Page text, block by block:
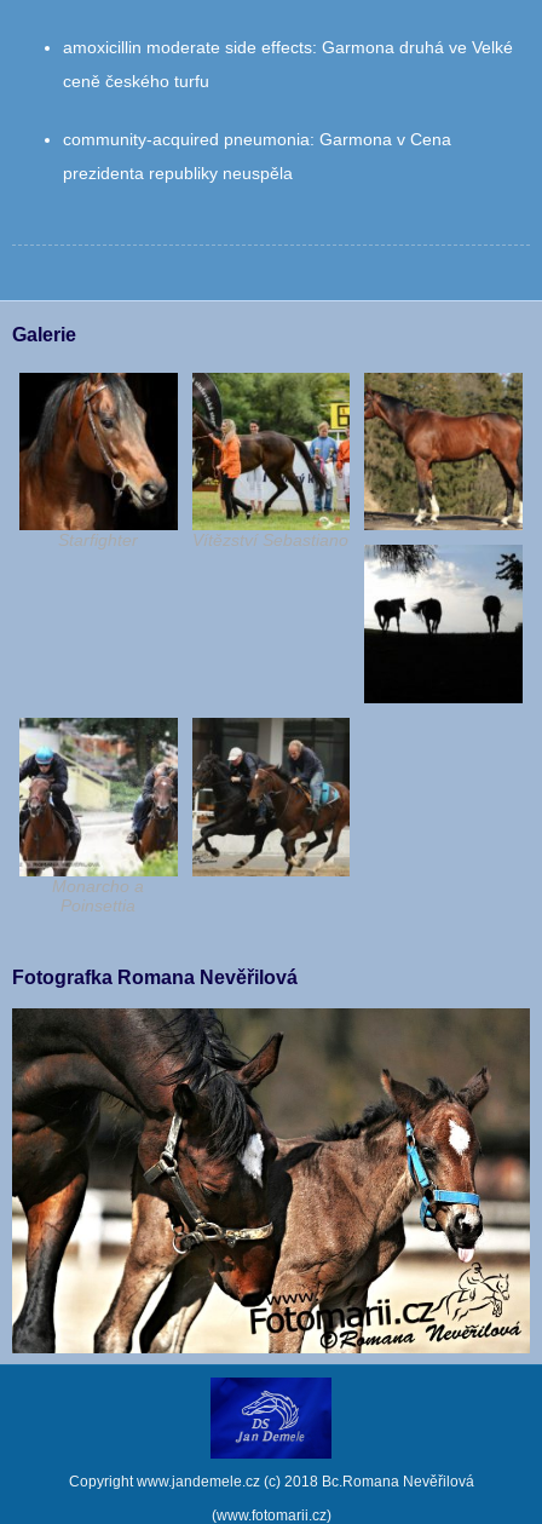
amoxicillin moderate side effects: Garmona druhá ve Velké
ceně českého turfu
community‑acquired pneumonia: Garmona v Cena
prezidenta republiky neuspěla
Galerie
Starfighter Vítězství Sebastiano
Monarcho a
Poinsettia
Fotografka Romana Nevěřilová
Copyright www.jandemele.cz (c) 2018 Bc.Romana Nevěřilová
(www.fotomarii.cz)